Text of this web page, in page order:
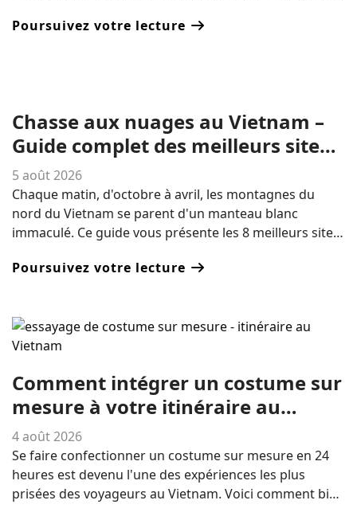
Vietnamiens.
Poursuivez votre lecture
Chasse aux nuages ​​au Vietnam –
Guide complet des meilleurs sites
d'observation de la mer de nuages
5 août 2026
Chaque matin, d'octobre à avril, les montagnes du
nord du Vietnam se parent d'un manteau blanc
immaculé. Ce guide vous présente les 8 meilleurs sites
« Dinosaur Backbone » de Ta Xua aux plantations de
itinéraires et des conseils pratiques pour organiser
votre voyage en 2026.
Poursuivez votre lecture
Comment intégrer un costume sur
mesure à votre itinéraire au
Vietnam
4 août 2026
Se faire confectionner un costume sur mesure en 24
heures est devenu l'une des expériences les plus
prisées des voyageurs au Vietnam. Voici comment bien